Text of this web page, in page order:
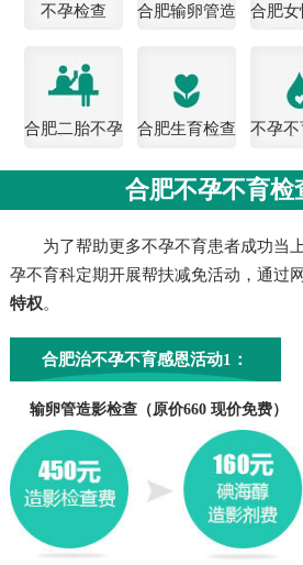
不孕检查
合肥输卵管造
合肥
合肥二胎不孕
合肥生育检查
不孕
合肥不孕不育检
为了帮助更多不孕不育患者成功当
孕不育科定期开展帮扶减免活动，通过
特权。
合肥治不孕不育感恩活动1：
输卵管造影检查（原价660 现价免费）